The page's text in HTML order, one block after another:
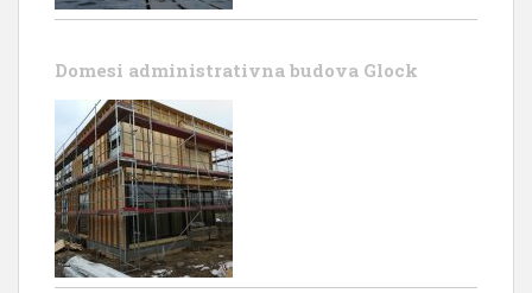
Domesi administrativna budova Glock